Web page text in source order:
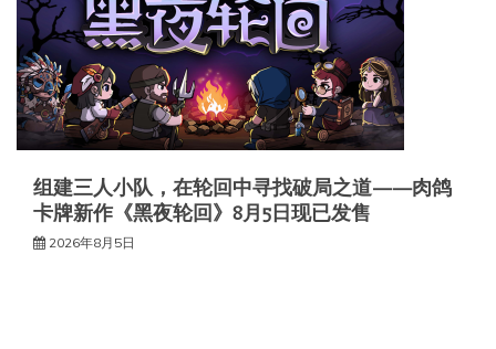
组建三人小队，在轮回中寻找破局之道——肉鸽
卡牌新作《黑夜轮回》8月5日现已发售
2026年8月5日